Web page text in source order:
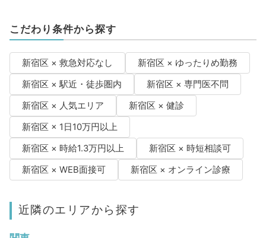
こだわり条件から探す
新宿区 × 救急対応なし
新宿区 × ゆったりめ勤務
新宿区 × 駅近・徒歩圏内
新宿区 × 専門医不問
新宿区 × 人気エリア
新宿区 × 健診
新宿区 × 1日10万円以上
新宿区 × 時給1.3万円以上
新宿区 × 時短相談可
新宿区 × WEB面接可
新宿区 × オンライン診療
近隣のエリアから探す